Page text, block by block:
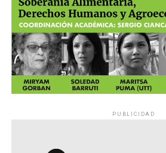
PUBLICIDAD